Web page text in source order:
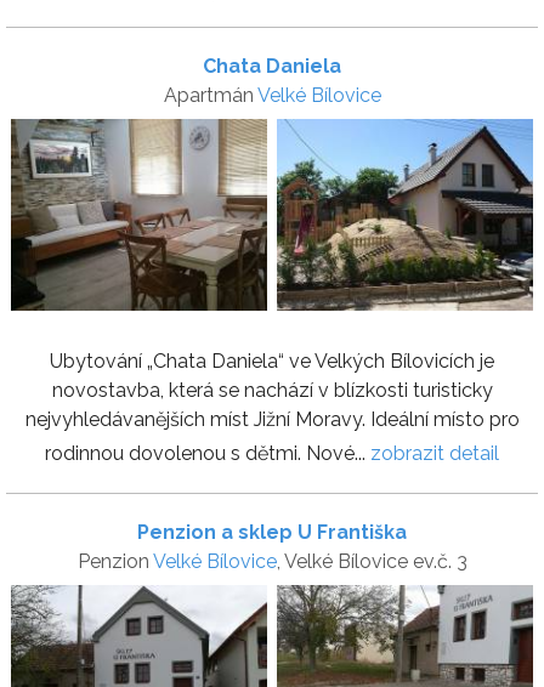
Chata Daniela
Apartmán Velké Bílovice
Ubytování „Chata Daniela“ ve Velkých Bílovicích je
novostavba, která se nachází v blízkosti turisticky
nejvyhledávanějších míst Jižní Moravy. Ideální místo pro
rodinnou dovolenou s dětmi. Nové... zobrazit detail
Penzion a sklep U Františka
Penzion Velké Bílovice, Velké Bílovice ev.č. 3